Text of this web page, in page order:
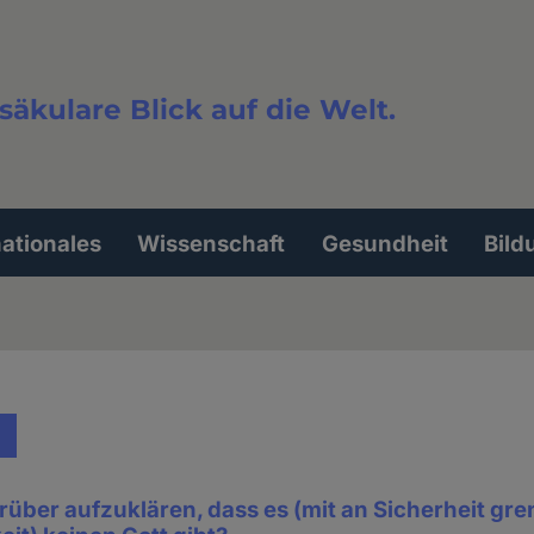
Blick auf die Welt.
Wissenschaft Gesundheit
aufzuklären, dass es (mit an Sicherheit